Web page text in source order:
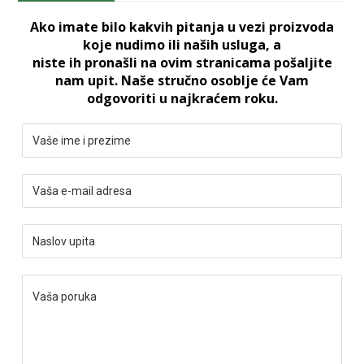
Ako imate bilo kakvih pitanja u vezi proizvoda
koje nudimo ili naših usluga, a
niste ih pronašli na ovim stranicama pošaljite
nam upit. Naše stručno osoblje će Vam
odgovoriti u najkraćem roku.